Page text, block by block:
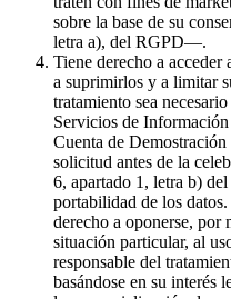
sobre la base de su
letra a), del RGPD—.
Tiene derecho a acceder
a suprimirlos y a limitar
tratamiento sea
Servicios de
Cuenta de Demostración
solicitud antes de la
6, apartado 1, letra b)
portabilidad de los
derecho a oponerse, por
situación particular, al
responsable del
basándose en su interés